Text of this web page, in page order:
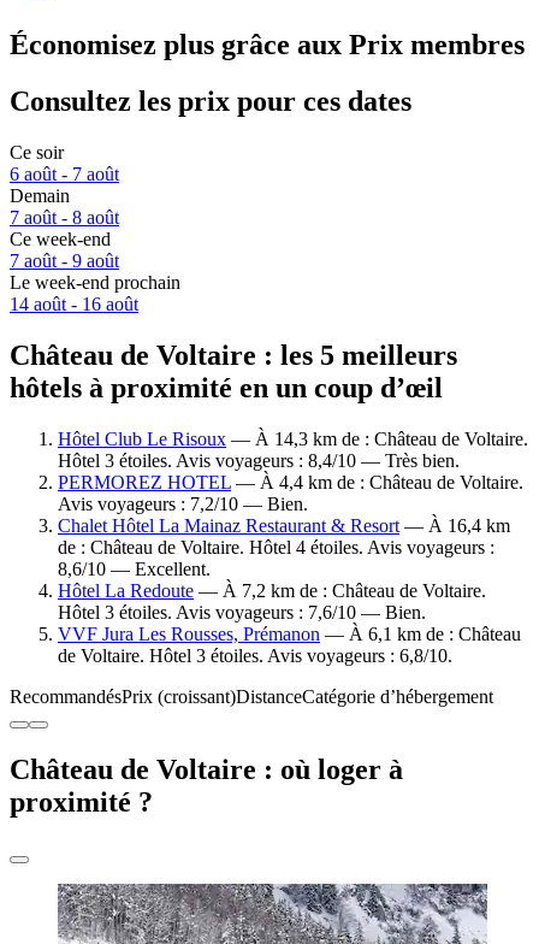
Économisez plus grâce aux Prix membres
Consultez les prix pour ces dates
Ce soir
6 août - 7 août
Demain
7 août - 8 août
Ce week-end
7 août - 9 août
Le week-end prochain
14 août - 16 août
Château de Voltaire : les 5 meilleurs
hôtels à proximité en un coup d’œil
Hôtel Club Le Risoux — À 14,3 km de : Château de Voltaire.
Hôtel 3 étoiles. Avis voyageurs : 8,4/10 — Très bien.
PERMOREZ HOTEL — À 4,4 km de : Château de Voltaire.
Avis voyageurs : 7,2/10 — Bien.
Chalet Hôtel La Mainaz Restaurant & Resort — À 16,4 km
de : Château de Voltaire. Hôtel 4 étoiles. Avis voyageurs :
8,6/10 — Excellent.
Hôtel La Redoute — À 7,2 km de : Château de Voltaire.
Hôtel 3 étoiles. Avis voyageurs : 7,6/10 — Bien.
VVF Jura Les Rousses, Prémanon — À 6,1 km de : Château
de Voltaire. Hôtel 3 étoiles. Avis voyageurs : 6,8/10.
RecommandésPrix (croissant)DistanceCatégorie d’hébergement
Château de Voltaire : où loger à
proximité ?